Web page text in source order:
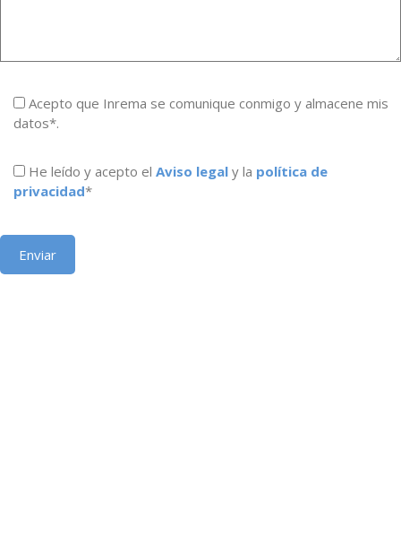
Acepto que Inrema se comunique conmigo y almacene mis
datos*.
He leído y acepto el Aviso legal y la política de
privacidad*